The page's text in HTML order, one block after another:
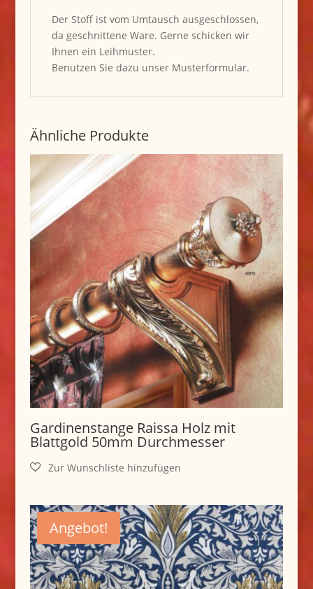
Der Stoff ist vom Umtausch ausgeschlossen,
da geschnittene Ware. Gerne schicken wir
Ihnen ein Leihmuster.
Benutzen Sie dazu unser Musterformular.
Ähnliche Produkte
Gardinenstange Raissa Holz mit
Blattgold 50mm Durchmesser
Angebot!